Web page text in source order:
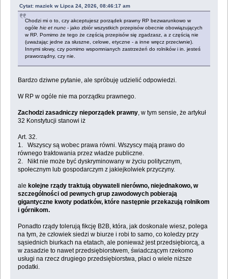
Cytat: maziek w Lipca 24, 2026, 08:46:17 am
Chodzi mi o to, czy akceptujesz porządek prawny RP bezwarunkowo w
ogóle hic et nunc- jako zbiór wszystkich przepisów obecnie obowiązujących
w RP. Pomimo że tego że częścią przepisów się zgadzasz, a z częścią nie
(uważając jedne za słuszne, celowe, etyczne - a inne wręcz przeciwnie).
Innymi słowy, czy pomimo wspomnianych zastrzeżeń do rolników i in. jesteś
praworządny, czy nie.
Bardzo dziwne pytanie, ale spróbuję udzielić odpowiedzi.
W RP w ogóle nie ma porządku prawnego.
Zachodzi zasadniczy nieporządek prawny, w tym sensie, że artykuł
32 Konstytucji stanowi iż
Art. 32.
1. Wszyscy są wobec prawa równi. Wszyscy mają prawo do
równego traktowania przez władze publiczne.
2. Nikt nie może być dyskryminowany w życiu politycznym,
społecznym lub gospodarczym z jakiejkolwiek przyczyny.
ale kolejne rządy traktują obywateli nierówno, niejednakowo, w
szczególności od pewnych grup zawodowych pobierają
gigantyczne kwoty podatków, które następnie przekazują rolnikom
i górnikom.
Ponadto rządy tolerują fikcję B2B, która, jak doskonale wiesz, polega
na tym, że człowiek siedzi w biurze i robi to samo, co koledzy przy
sąsiednich biurkach na etatach, ale ponieważ jest przedsiębiorcą, a
w zasadzie to nawet przedsiębiorstwem, świadczącym rzekomo
usługi na rzecz drugiego przedsiębiorstwa, płaci o wiele niższe
podatki.